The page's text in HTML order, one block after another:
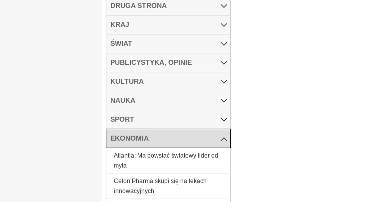
DRUGA STRONA
KRAJ
ŚWIAT
PUBLICYSTYKA, OPINIE
KULTURA
NAUKA
SPORT
EKONOMIA
Atlantia: Ma powstać światowy lider od
myta
Celon Pharma skupi się na lekach
innowacyjnych